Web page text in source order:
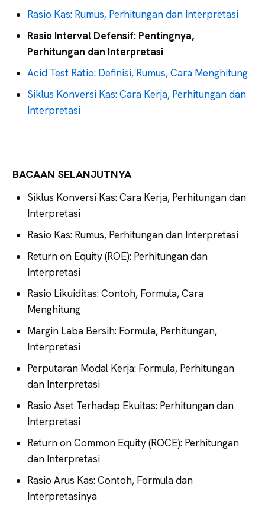
Rasio Kas: Rumus, Perhitungan dan Interpretasi
Rasio Interval Defensif: Pentingnya,
Perhitungan dan Interpretasi
Acid Test Ratio: Definisi, Rumus, Cara Menghitung
Siklus Konversi Kas: Cara Kerja, Perhitungan dan
Interpretasi
BACAAN SELANJUTNYA
Siklus Konversi Kas: Cara Kerja, Perhitungan dan
Interpretasi
Rasio Kas: Rumus, Perhitungan dan Interpretasi
Return on Equity (ROE): Perhitungan dan
Interpretasi
Rasio Likuiditas: Contoh, Formula, Cara
Menghitung
Margin Laba Bersih: Formula, Perhitungan,
Interpretasi
Perputaran Modal Kerja: Formula, Perhitungan
dan Interpretasi
Rasio Aset Terhadap Ekuitas: Perhitungan dan
Interpretasi
Return on Common Equity (ROCE): Perhitungan
dan Interpretasi
Rasio Arus Kas: Contoh, Formula dan
Interpretasinya